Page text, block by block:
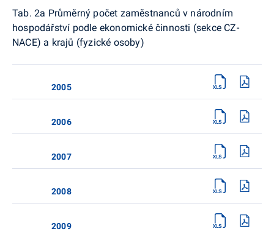
Tab. 2a Průměrný počet zaměstnanců v národním
hospodářství podle ekonomické činnosti (sekce CZ-
NACE) a krajů (fyzické osoby)
2005
2006
2007
2008
2009